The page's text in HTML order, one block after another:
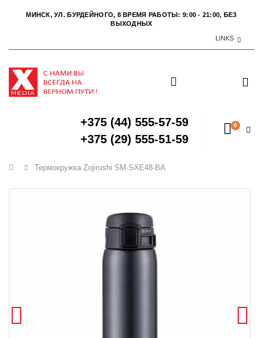
МИНСК, УЛ. БУРДЕЙНОГО, 8 ВРЕМЯ РАБОТЫ: 9:00 - 21:00, БЕЗ
ВЫХОДНЫХ
LINKS
+375 (44) 555-57-59
+375 (29) 555-51-59
0
Главная
Термокружка Zojirushi SM-SXE48-BA